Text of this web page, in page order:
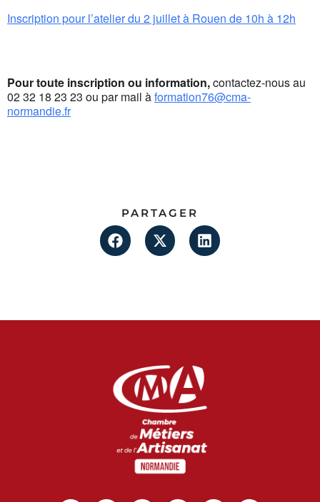
Inscription pour l’atelier du 2 juillet à Rouen de 10h à 12h
Pour toute inscription ou information,contactez-nous au
02 32 18 23 23 ou par mail àformation76@cma-
normandie.fr
PARTAGER